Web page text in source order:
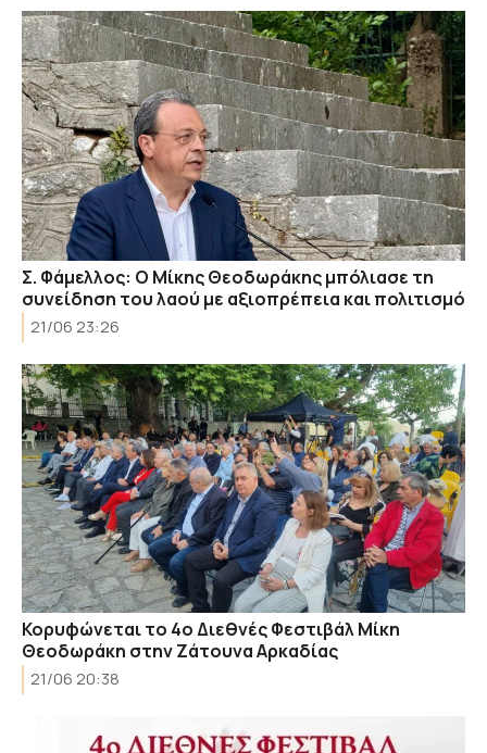
Σ. Φάμελλος: Ο Μίκης Θεοδωράκης μπόλιασε τη
συνείδηση του λαού με αξιοπρέπεια και πολιτισμό
21/06 23:26
Κορυφώνεται το 4ο Διεθνές Φεστιβάλ Μίκη
Θεοδωράκη στην Ζάτουνα Αρκαδίας
21/06 20:38